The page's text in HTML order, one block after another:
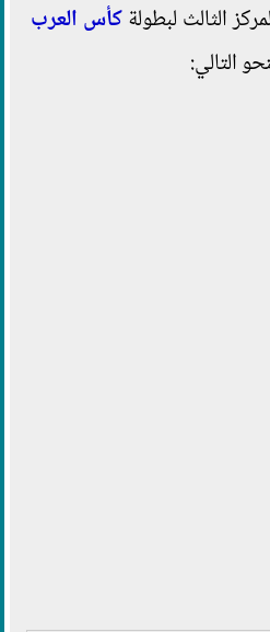
الثالث لبطولةكأس العرب
التالي: